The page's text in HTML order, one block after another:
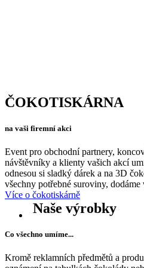
ČOKOTISKÁRNA
na vaši firemní akci
Event pro obchodní partnery,
návštěvníky a klienty vašich akcí
odnesou si sladký dárek a na 3D
všechny potřebné suroviny,
Více o čokotiskárně
Naše výrobky
Co všechno umíme...
Kromě reklamních předmětů a